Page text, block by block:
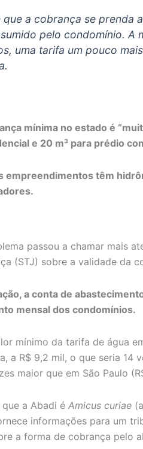
que a cobrança se prenda
pelo condomínio. A
uma tarifa um pouco
mínima no estado é
e 20 m³ para prédio
empreendimentos têm
passou a chamar mais
(STJ) sobre a validade da
a conta de
mensal dos condomínios.
mínimo da tarifa de água
a R$ 9,2 mil, o que seria 14
maior que em São Paulo
a Abadi é Amicus curiae
informações para um
a forma de cobrança pelo